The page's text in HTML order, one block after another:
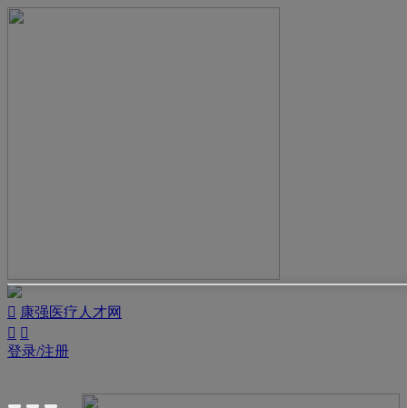
 康强医疗人才网
 
登录/注册